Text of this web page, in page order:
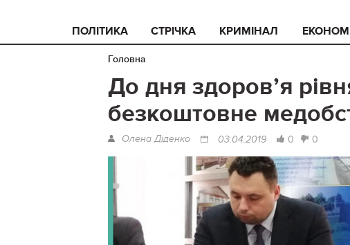
ПОЛІТИКА СТРІЧКА КРИМІНАЛ
Головна
До дня здоров’я
безкоштовне
Олена Діденко 03.04.2019 0 0